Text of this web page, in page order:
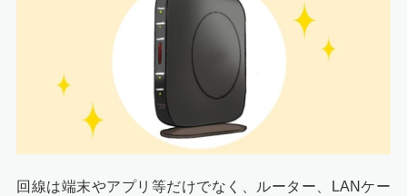
回線は端末やアプリ等だけでなく、ルーター、LANケー